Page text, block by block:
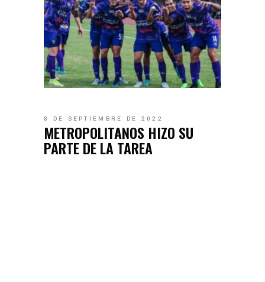
8 DE SEPTIEMBRE DE 2022
METROPOLITANOS HIZO SU
PARTE DE LA TAREA